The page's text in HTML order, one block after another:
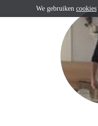
We gebruiken cookies